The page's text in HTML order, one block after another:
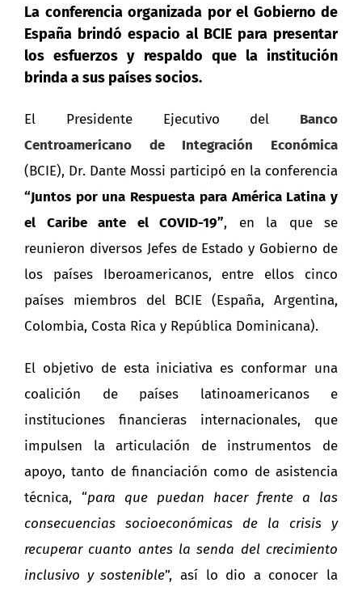
La conferencia organizada por el Gobierno de
España brindó espacio al BCIE para presentar
los esfuerzos y respaldo que la institución
brinda a sus países socios.
El Presidente Ejecutivo del Banco
Centroamericano de Integración Económica
(BCIE), Dr. Dante Mossi participó en la conferencia
“Juntos por una Respuesta para América Latina y
el Caribe ante el COVID-19”, en la que se
reunieron diversos Jefes de Estado y Gobierno de
los países Iberoamericanos, entre ellos cinco
países miembros del BCIE (España, Argentina,
Colombia, Costa Rica y República Dominicana).
El objetivo de esta iniciativa es conformar una
coalición de países latinoamericanos e
instituciones financieras internacionales, que
impulsen la articulación de instrumentos de
apoyo, tanto de financiación como de asistencia
técnica, “para que puedan hacer frente a las
consecuencias socioeconómicas de la crisis y
recuperar cuanto antes la senda del crecimiento
inclusivo y sostenible”, así lo dio a conocer la